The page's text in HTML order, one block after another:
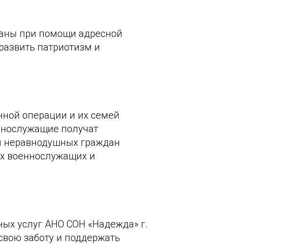
при помощи адресной
патриотизм и
операции и их семей
получат
граждан
военнослужащих и
услуг АНО СОН «Надежда» г.
заботу и поддержать